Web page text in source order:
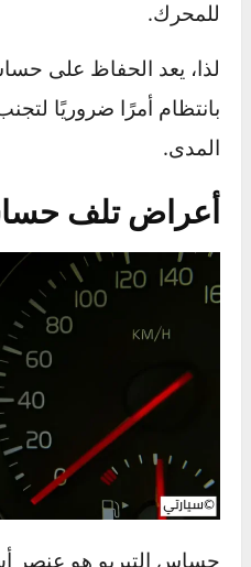
في حالة حدوث خلل في
ذلك إلى قراءة غير دقيقة
سلبًا على عملية الاحتراق.
القوة، استهلاك زائد
للمحرك.
لذا، يعد الحفاظ على
بانتظام أمرًا ضروريًا
أعراض تلف حساس